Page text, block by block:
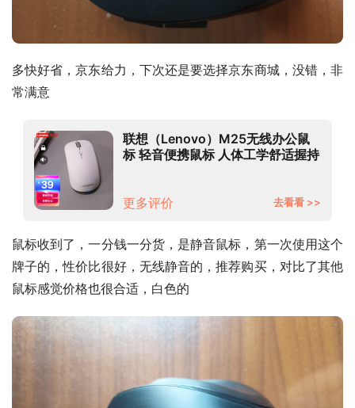
多快好省，京东给力，下次还是要选择京东商城，没错，非
常满意
联想（Lenovo）M25无线办公鼠
标 轻音便携鼠标 人体工学舒适握持
更多评价 去看看 >>
鼠标收到了，一分钱一分货，是静音鼠标，第一次使用这个
牌子的，性价比很好，无线静音的，推荐购买，对比了其他
鼠标感觉价格也很合适，白色的